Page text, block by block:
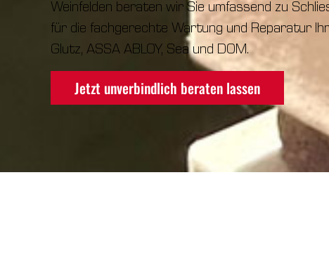
Weinfelden beraten wir Sie umfassend zu
für die fachgerechte Wartung und Reparatur
Glutz, ASSA ABLOY, Sea und DOM.
Jetzt unverbindlich beraten lassen